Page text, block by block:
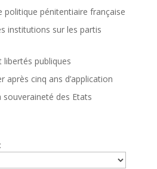
politique pénitentiaire française
institutions sur les partis
libertés publiques
après cinq ans d’application
souveraineté des Etats